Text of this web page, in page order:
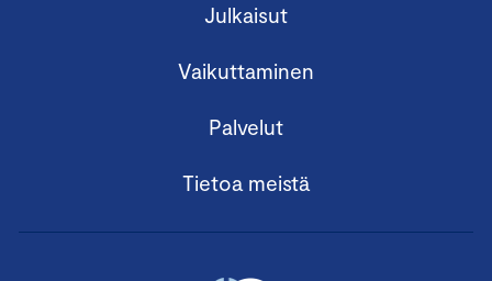
Julkaisut
Vaikuttaminen
Palvelut
Tietoa meistä